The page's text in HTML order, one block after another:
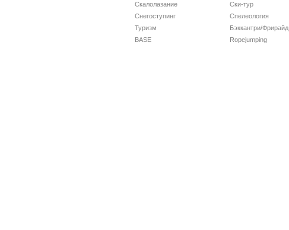
Скалолазание
Ски-тур
Снегоступинг
Спелеология
Туризм
Бэккантри/Фрирайд
BASE
Ropejumping